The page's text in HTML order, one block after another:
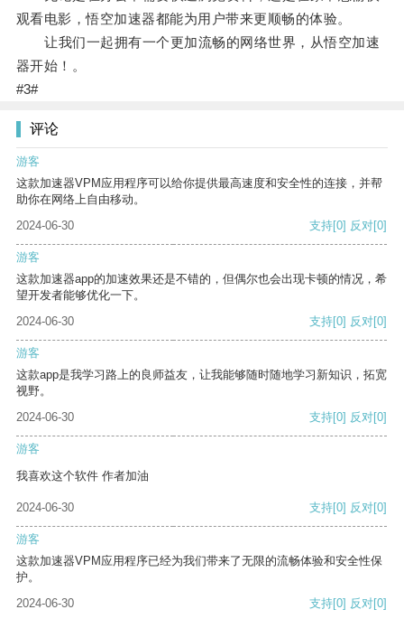
观看电影，悟空加速器都能为用户带来更顺畅的体验。
让我们一起拥有一个更加流畅的网络世界，从悟空加速
器开始！。
#3#
评论
游客
这款加速器VPM应用程序可以给你提供最高速度和安全性的连接，并帮
助你在网络上自由移动。
2024-06-30
支持[0] 反对[0]
游客
这款加速器app的加速效果还是不错的，但偶尔也会出现卡顿的情况，希
望开发者能够优化一下。
2024-06-30
支持[0] 反对[0]
游客
这款app是我学习路上的良师益友，让我能够随时随地学习新知识，拓宽
视野。
2024-06-30
支持[0] 反对[0]
游客
我喜欢这个软件 作者加油
2024-06-30 支持[0] 反对[0]
游客
这款加速器VPM应用程序已经为我们带来了无限的流畅体验和安全性保
护。
2024-06-30
支持[0] 反对[0]